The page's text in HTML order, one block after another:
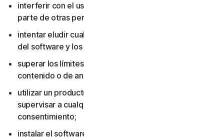
interferir con el uso del software o los servicios por
parte de otras personas;
intentar eludir cualquier medida de protección técnica
del software y los servicios;
superar los límites aplicables de almacenamiento de
contenido o de ancho de banda;
utilizar un producto multiusuario para rastrear o
supervisar a cualquier otra persona sin su
consentimiento;
instalar el software o los servicios en más dispositivos